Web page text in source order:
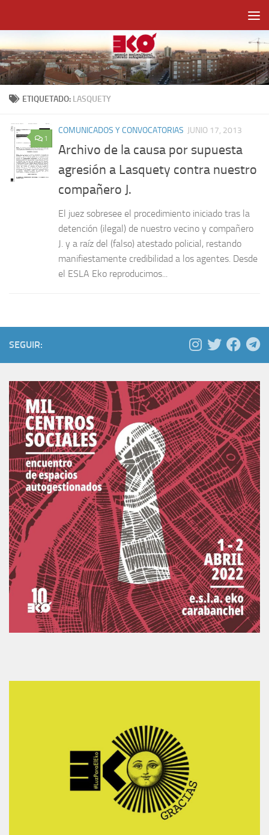
ETIQUETADO: LASQUETY
1
COMUNICADOS Y CONVOCATORIAS JUNIO 17, 2013
Archivo de la causa por supuesta
agresión a Lasquety contra nuestro
compañero J.
El juez sobresee el procedimiento iniciado tras la
detención (ilegal) de nuestro vecino y compañero
J. y a raíz del (falso) atestado policial, restando
manifiestamente credibilidad a los agentes. Desde
el ESLA Eko reproducimos...
SEGUIR: